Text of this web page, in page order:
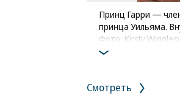
Принц Гарри —
принца Уильяма.
Фото: Kirsty
Смотреть